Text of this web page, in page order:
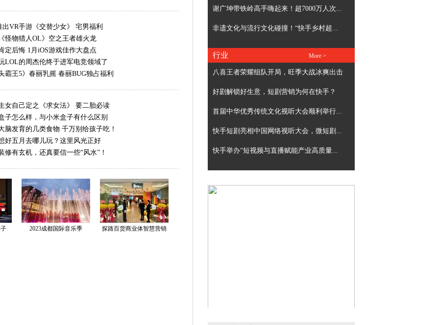
谢广坤带铁岭高手嗨起来！超7000万人次...
非遗文化与流行文化碰撞！“快手乡村超...
行业 More >
八喜王者荣耀组队开局，旺季大战冰爽出击
好剧解锁好生意，短剧营销为何在快手？
首届中华优秀传统文化视听大会顺利举行...
快手短剧亮相中国网络视听大会，微短剧...
快手举办“短视频与直播赋能产业高质量...